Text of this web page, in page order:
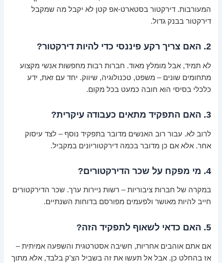
המעורבות. דירקטור בסטארט-אפ קטן לא יקבל מה שמקבל
דירקטור בבנק גדול.
2. האם צריך רקע פיננסי כדי להיות דירקטור?
לא תמיד, אבל מומלץ מאוד. חברות רבות מחפשות אנשי מקצוע
מתחומים שונים – משפט, טכנולוגיה, שיווק. יחד עם זאת, ידע
כלכלי בסיסי הוא חובה כמעט בכל מקום.
3. האם התפקיד מתאים כעבודה עיקרית?
לרוב לא. עבור רוב האנשים מדובר בתפקיד נוסף – לצד עיסוק
אחר. אלא אם כן מדובר בכמה דירקטוריונים במקביל.
4. מי מפקח על שכר הדירקטורים?
במקרה של חברות ציבוריות – רשות ניירות ערך. שכר הדירקטורים
חייב להיות מאושר ולפעמים מפורסם בדוחות השנתיים.
5. האם כדאי לשאוף לתפקיד הזה?
אם אתם אוהבים אחריות, חשיבה אסטרטגית והשפעה אמיתית –
אז בהחלט כן. אבל אל תעשו את זה בשביל הצ'ק בלבד, אלא מתוך